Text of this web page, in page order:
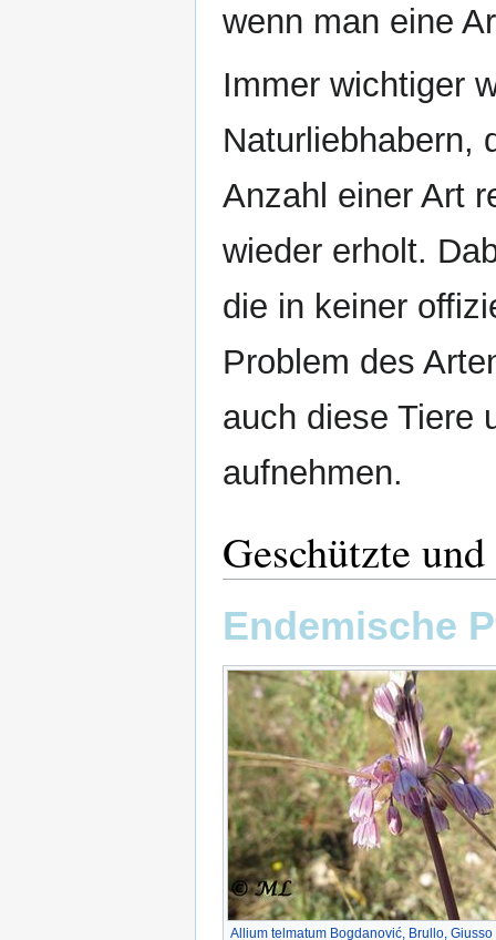
wenn man eine
Immer wichtiger
Naturliebhabern,
Anzahl einer Art
wieder erholt.
die in keiner
Problem des
auch diese Tiere
aufnehmen.
Geschützte
Endemische
Allium telmatum Bogdanović, Brullo, Giusso